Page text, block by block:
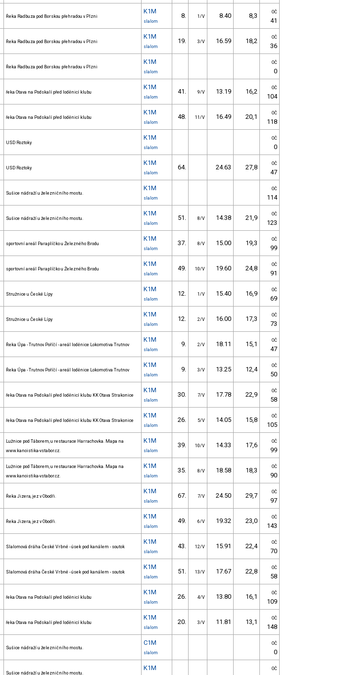
Řeka Radbuza pod Borskou přehradou v Plzni
K1M
slalom
8. 1/V 8.40 8,3 OČ
41
Řeka Radbuza pod Borskou přehradou v Plzni
K1M
slalom
19. 3/V 16.59 18,2 OČ
36
Řeka Radbuza pod Borskou přehradou v Plzni
K1M
slalom
OČ
0
řeka Otava na Podskalí před loděnicí klubu
K1M
slalom
41. 9/V 13.19 16,2 OČ
104
řeka Otava na Podskalí před loděnicí klubu
K1M
slalom
48. 11/V 16.49 20,1 OČ
118
USD Roztoky
K1M
slalom
OČ
0
USD Roztoky
K1M
slalom
64. 24.63 27,8 OČ
47
Sušice nádraží u železničního mostu.
K1M
slalom
OČ
114
Sušice nádraží u železničního mostu.
K1M
slalom
51. 8/V 14.38 21,9 OČ
123
sportovní areál Paraplíčko u Železného Brodu
K1M
slalom
37. 8/V 15.00 19,3 OČ
99
sportovní areál Paraplíčko u Železného Brodu
K1M
slalom
49. 10/V 19.60 24,8 OČ
91
Stružnice u České Lípy
K1M
slalom
12. 1/V 15.40 16,9 OČ
69
Stružnice u České Lípy
K1M
slalom
12. 2/V 16.00 17,3 OČ
73
Řeka Úpa - Trutnov Poříčí - areál loděnice Lokomotiva Trutnov
K1M
slalom
9. 2/V 18.11 15,1 OČ
47
Řeka Úpa - Trutnov Poříčí - areál loděnice Lokomotiva Trutnov
K1M
slalom
9. 3/V 13.25 12,4 OČ
50
řeka Otava na Podskalí před loděnicí klubu KK Otava Strakonice
K1M
slalom
30. 7/V 17.78 22,9 OČ
58
řeka Otava na Podskalí před loděnicí klubu KK Otava Strakonice
K1M
slalom
26. 5/V 14.05 15,8 OČ
105
Lužnice pod Táborem, u restaurace Harrachovka. Mapa na
www.kanoistika-vstabor.cz.
K1M
slalom
39. 10/V 14.33 17,6 OČ
99
Lužnice pod Táborem, u restaurace Harrachovka. Mapa na
www.kanoistika-vstabor.cz.
K1M
slalom
35. 8/V 18.58 18,3 OČ
90
Řeka Jizera, jez v Obodři.
K1M
slalom
67. 7/V 24.50 29,7 OČ
97
Řeka Jizera, jez v Obodři.
K1M
slalom
49. 6/V 19.32 23,0 OČ
143
Slalomová dráha České Vrbné - úsek pod kanálem - soutok
K1M
slalom
43. 12/V 15.91 22,4 OČ
70
Slalomová dráha České Vrbné - úsek pod kanálem - soutok
K1M
slalom
51. 13/V 17.67 22,8 OČ
58
řeka Otava na Podskalí před loděnicí klubu
K1M
slalom
26. 4/V 13.80 16,1 OČ
109
řeka Otava na Podskalí před loděnicí klubu
K1M
slalom
20. 3/V 11.81 13,1 OČ
148
Sušice nádraží u železničního mostu.
C1M
slalom
OČ
0
Sušice nádraží u železničního mostu.
K1M OČ